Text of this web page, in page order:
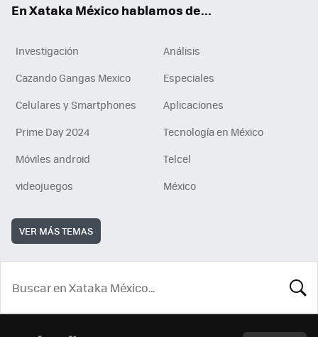
En Xataka México hablamos de...
Investigación
Análisis
Cazando Gangas Mexico
Especiales
Celulares y Smartphones
Aplicaciones
Prime Day 2024
Tecnología en México
Móviles android
Telcel
videojuegos
México
VER MÁS TEMAS